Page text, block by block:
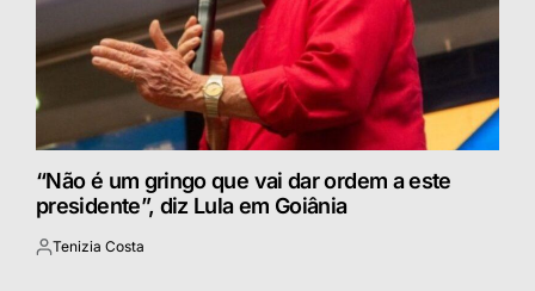
“Não é um gringo que vai dar ordem a este
presidente”, diz Lula em Goiânia
Postado
Tenizia Costa